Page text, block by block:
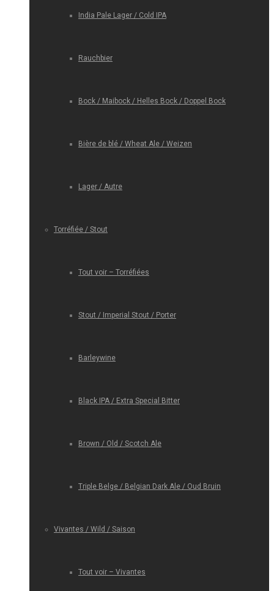
India Pale Lager / Cold IPA
Rauchbier
Bock / Maibock / Helles Bock / Doppel Bock
Bière de blé / Wheat Ale / Weizen
Lager / Autre
Torréfiée / Stout
Tout voir – Torréfiées
Stout / Imperial Stout / Porter
Barleywine
Black IPA / Extra Special Bitter
Brown / Old / Scotch Ale
Triple Belge / Belgian Dark Ale / Oud Bruin
Vivantes / Wild / Saison
Tout voir – Vivantes